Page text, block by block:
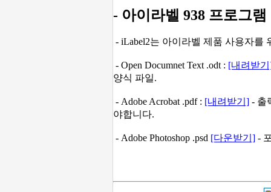
- 아이라벨 938 프로그
- iLabel2는 아이라벨 제품 사용자
- Open Documnet Text .odt : [내려받
양식 파일.
- Adobe Acrobat .pdf : [내려받기] - 출
야합니다.
- Adobe Photoshop .psd [다운받기] -